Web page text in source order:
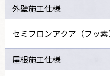
外壁施工仕様
セミフロンアクア（フッ
屋根施工仕様